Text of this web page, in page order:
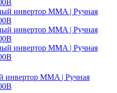
инвертор MMA | Ручная